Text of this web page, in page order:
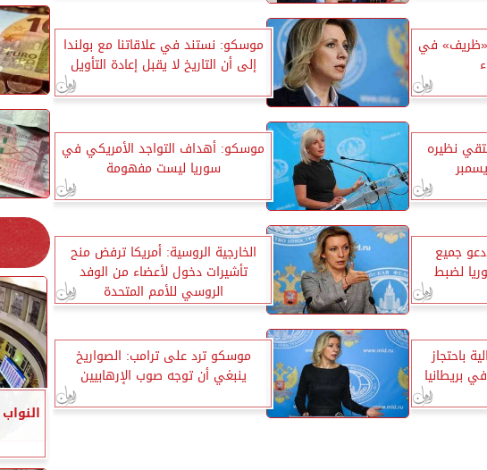
في
موسكو: نستند في علاقاتنا مع بولندا
إلى أن التاريخ لا يقبل إعادة التأويل
نظيره
موسكو: أهداف التواجد الأمريكي في
سوريا ليست مفهومة
جميع
لضبط
الخارجية الروسية: أمريكا ترفض منح
تأشيرات دخول لأعضاء من الوفد
الروسي للأمم المتحدة
باحتجاز
بريطانيا
موسكو ترد على ترامب: الصواريخ
ينبغي أن توجه صوب الإرهابيين